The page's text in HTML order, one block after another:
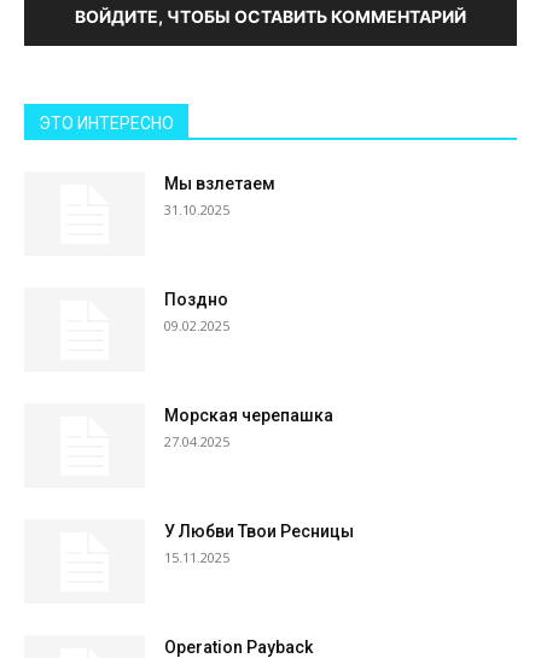
ВОЙДИТЕ, ЧТОБЫ ОСТАВИТЬ КОММЕНТАРИЙ
ЭТО ИНТЕРЕСНО
Мы взлетаем
31.10.2025
Поздно
09.02.2025
Морская черепашка
27.04.2025
У Любви Твои Ресницы
15.11.2025
Operation Payback